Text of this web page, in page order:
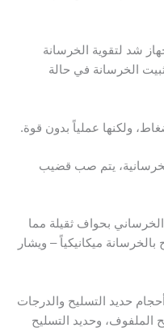
شد لتقوية الخرسانة
الخرسانة في حالة
ولكنها عملياً بدون قوة.
يتم صب قضيب
بحواف ثقيلة مما
ميكانيكياً – ويشار
حديد التسليح والدرجات
الملفوف، وحديد التسليح